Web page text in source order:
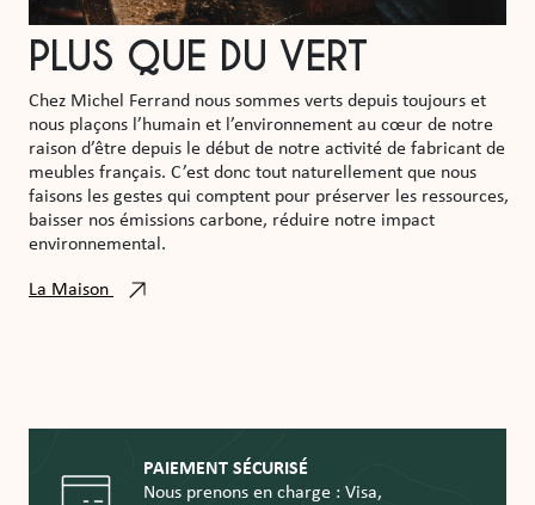
PLUS QUE DU VERT
Chez Michel Ferrand nous sommes verts depuis toujours et
nous plaçons l’humain et l’environnement au cœur de notre
raison d’être depuis le début de notre activité de fabricant de
meubles français. C’est donc tout naturellement que nous
faisons les gestes qui comptent pour préserver les ressources,
baisser nos émissions carbone, réduire notre impact
environnemental.
La Maison
PAIEMENT SÉCURISÉ
Nous prenons en charge : Visa,